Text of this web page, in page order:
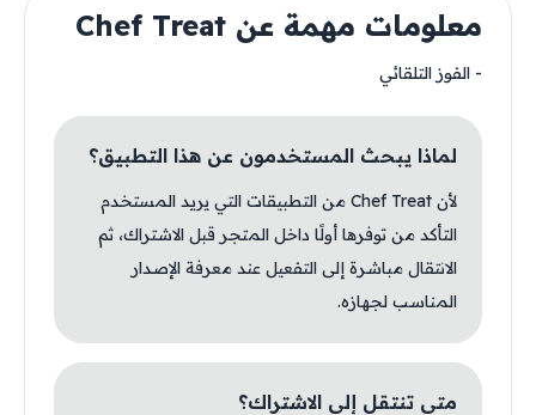
معلومات مهمة عن Chef Treat
- الفوز التلقائي
لماذا يبحث المستخدمون عن هذا التطبيق؟
لأن Chef Treat من التطبيقات التي يريد المستخدم
التأكد من توفرها أولًا داخل المتجر قبل الاشتراك، ثم
الانتقال مباشرة إلى التفعيل عند معرفة الإصدار
المناسب لجهازه.
متى تنتقل إلى الاشتراك؟